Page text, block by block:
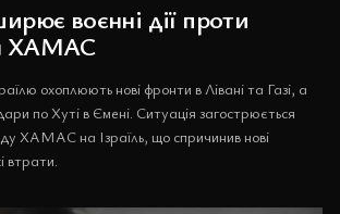
воєнні дії проти
ХАМАС
охоплюють нові фронти в Лівані та Газі, а
по Хуті в Ємені. Ситуація загострюється
ХАМАС на Ізраїль, що спричинив нові
втрати.